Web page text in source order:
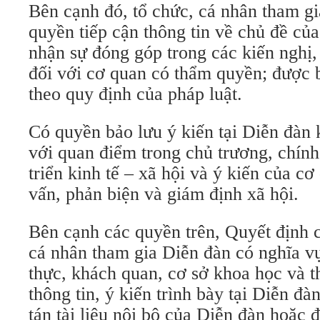
Bên cạnh đó, tổ chức, cá nhân tham
quyền tiếp cận thông tin về chủ đề
nhận sự đóng góp trong các kiến
đối với cơ quan có thẩm quyền; được
theo quy định của pháp luật.
Có quyền bảo lưu ý kiến tại Diễn đàn
với quan điểm trong chủ trương,
triển kinh tế – xã hội và ý kiến của cơ
vấn, phản biện và giám định xã hội.
Bên cạnh các quyền trên, Quyết định
cá nhân tham gia Diễn đàn có nghĩa
thực, khách quan, cơ sở khoa học và
thông tin, ý kiến trình bày tại Diễn
tán tài liệu nội bộ của Diễn đàn hoặc